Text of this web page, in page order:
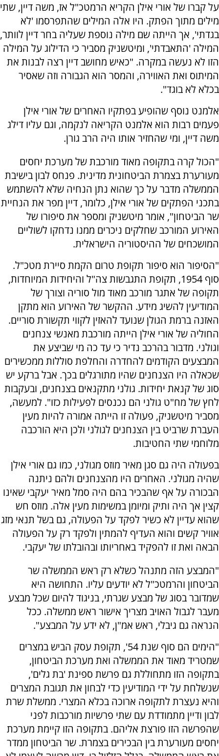
על קברו של אורי אילן הקריא הרמטכ"ל אז, משה דיין, שתי
מילים מתוך הפתק. היו אלה המילים שהתפרסמו 'לא
בגדתי', אך הייתה שם מילה נוספת שעליה בחר דיין לוותר,
המילה 'התאבדתי', ומיטשניק מסביר כי הדילוג על המילה
הזו לא נעשה במקרה. "כאיש מחושב דיין רצה לבנות את
המיתוס ואת האווירה, והמסר הוא הגבורה וזה שאסיר
בכלא לא בוגד".
אלמנט נוסף שהופיע בפתקיו האחרים של אורי אילן
פעמים רבות הוא אלמנט הקריאה לנקמה, וגם עליו דילג
משה דיין, ומי שהחזיר אותו היה הרב גורן.
"הכול קרה בתקופה מאוד מורכבת של מערכת יחסים
מעורערת בצמרת הביטחונית מדינית. פנחס לבון בישיבת
הממשלה מדבר על כך שהוא נתן הנחיה שלא להשתמש
בתכני הפתקים של אורי אילן, כלומר, דיין מפר את הנחיית
שר הביטחון", אומר מיטשניק ומספר את סיפורו של
האירוע המורכב שחלקים ניכרים ממנו נדחקו לשוליים
המושכחים של ההיסטוריה הישראלית.
"הסיפור הוא סיפור תקופת טרום הקמת סיירת מטכ"ל.
סוף 1954, תקופת התגבשות צה"ל והיחידות המיוחדות,
תקופה של אתגר מורכב מאוד מול סוריה וצורך של
המודיעין להשיג מידע. ההקשר של האירוע הוא מתקן
האזנה ברמת הגולן שנועד להאזין לקווי תקשורת סוריים.
החוליה של אורי אילן הייתה מורכבת מאנשי צנחנים
וגולני. מדבור בהרכב נדיר כי עד כה מי שביצע את
המבצעים הקודמים להחדרה והחלפת סוללות ממכשירים
שכאלה היו הצנחנים שהיו מתורגלים בכך. אבל ברקע יש
סוג של קנאת יחידות. גולני מתקנאים בצנחנים, ובעקבות
לחץ של מח"ט גולני הם נכנסים לפעילות כזו". למעשה,
מסביר מיטשניק, פעולה זו הייתה אמורה להיות מעין
העברת שרביט בין הצנחנים לגולני ולכן היא הורכבה
מלוחמי שתי החטיבות.
בפעולה היה גם סגן מאיר מוזס מגולני, כמו גם אורי אילן
שהיה מגולני. האחרים היו מהצנחנים ולהם ניתנה
הבכורה על אף שהבכיר בהם היה סמל מאיר יעקבי שאינו
קצין אך היה ותיק ומיומן במשימות מעין אלה. מוזס חש
שהוא עדיין לא כשיר לפקד על הפעולה, גם בשל תנאי מזג
אוויר קשים והוא העדיף להמתין ולפקד רק על הפעולה
הבאה ואת זו להפקיד באחריותו ובהובלתו של יעקבי.
"המבצע הזה מתנהל כשלא רק ראש הממשלה שר
הביטחון והרמטכ"ל לא יודעים עליו. התחושה היא
שמדובר בסוג של מבצע שגרתי, בניגוד להיום שכל מבצע
מעבר לגבול האויב מצריך אישור ראש ממשלה. ככל
הנראה גם גיבלי, ראש אמ"ן, לא ידע על המבצע".
"הימים הם סוף שנת 54', תקופת עסק הביש במצרים
שמטריד מאוד את הממשלה ואת מערכת הביטחון,
בתקופה הזו מתחוללת גם פרשת ספינת 'בת גלים',
שנשלחת על ידי המודיעין כדי לבחון את תגובת המצרים
והיא נעצרת לתקופה ארוכה בכלא המצרי. ממשלת שרת
לבון ודיין מתמודדת עם שתי פרשיות מורכבות לפני
שהפרשה הזו פורצת אליהם. בתקופה הזו קיימת מערכת
יחסים מעורערת בין הבכירים בצמרת. שר הביטחון ממדר